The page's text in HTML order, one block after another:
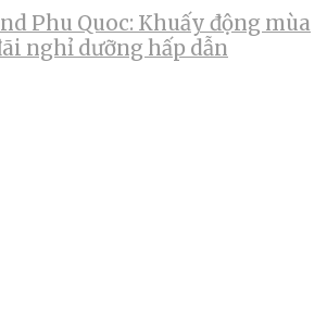
Phu Quoc: Khuấy động mùa
nghỉ dưỡng hấp dẫn